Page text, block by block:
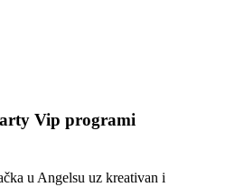
Vip programi
u Angelsu uz kreativan i